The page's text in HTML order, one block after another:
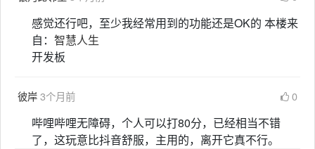
感觉还行吧，至少我经常用到的功能还是OK的 本楼来
自： 智慧人生
开发板
彼岸3个月前 0
哔哩哔哩无障碍，个人可以打80分，已经相当不错
了，这玩意比抖音舒服，主用的，离开它真不行。